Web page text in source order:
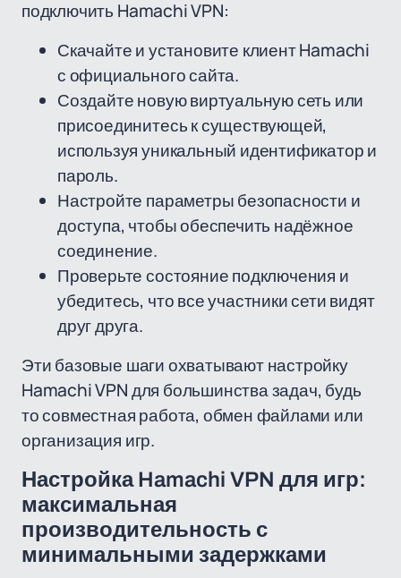
подключить Hamachi VPN:
Скачайте и установите клиент Hamachi
с официального сайта.
Создайте новую виртуальную сеть или
присоединитесь к существующей,
используя уникальный идентификатор и
пароль.
Настройте параметры безопасности и
доступа, чтобы обеспечить надёжное
соединение.
Проверьте состояние подключения и
убедитесь, что все участники сети видят
друг друга.
Эти базовые шаги охватывают настройку
Hamachi VPN для большинства задач, будь
то совместная работа, обмен файлами или
организация игр.
Настройка Hamachi VPN для игр:
максимальная
производительность с
минимальными задержками